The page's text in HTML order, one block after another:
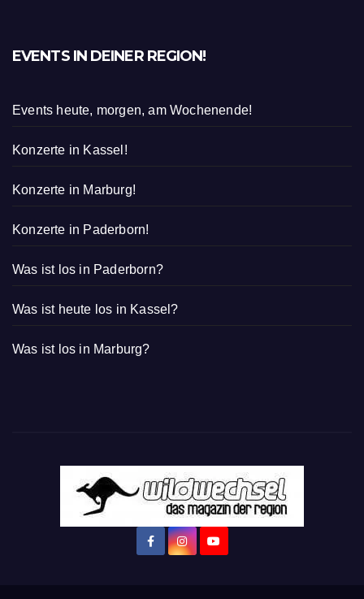
EVENTS IN DEINER REGION!
Events heute, morgen, am Wochenende!
Konzerte in Kassel!
Konzerte in Marburg!
Konzerte in Paderborn!
Was ist los in Paderborn?
Was ist heute los in Kassel?
Was ist los in Marburg?